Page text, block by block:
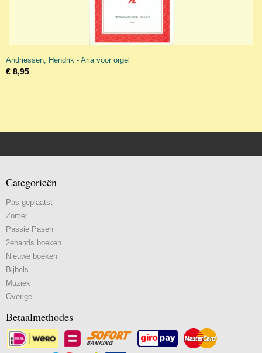
Andriessen, Hendrik - Aria voor orgel
€ 8,95
Categorieën
Pas geplaatst
Zomer
Passie Pasen
2ehands boeken
Nieuwe boeken
Bijbels
Muziek
Overige
Betaalmethodes